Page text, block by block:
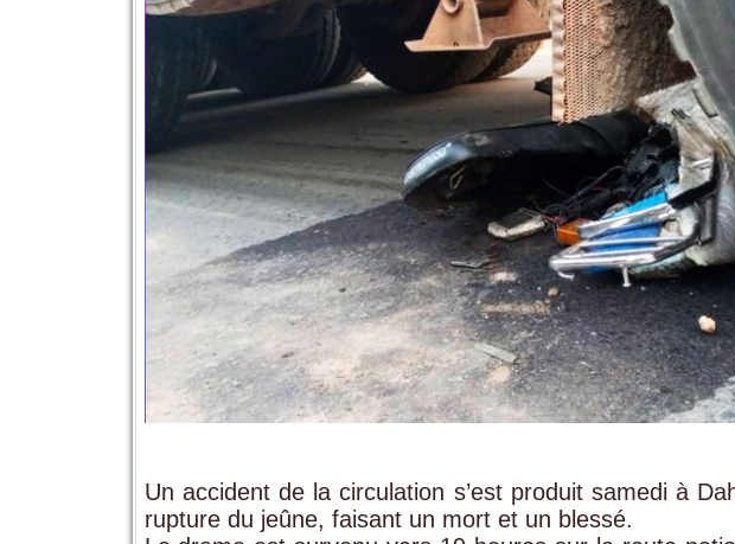
Un accident de la circulation s’est produit samedi à
rupture du jeûne, faisant un mort et un blessé.